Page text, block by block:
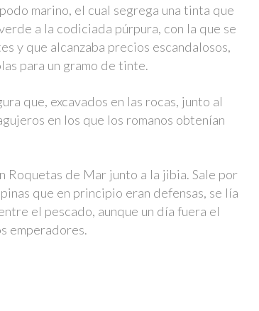
marino, el cual segrega una tinta que
a la codiciada púrpura, con la que se
y que alcanzaba precios escandalosos,
para un gramo de tinte.
que, excavados en las rocas, junto al
en los que los romanos obtenían
Roquetas de Mar junto a la jibia. Sale por
que en principio eran defensas, se lía
el pescado, aunque un día fuera el
emperadores.